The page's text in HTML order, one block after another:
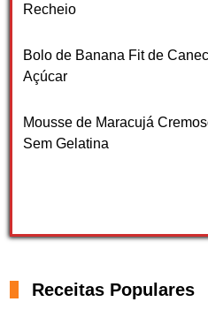
Recheio
Bolo de Banana Fit de
Açúcar
Mousse de Maracujá
Sem Gelatina
Receitas Populares